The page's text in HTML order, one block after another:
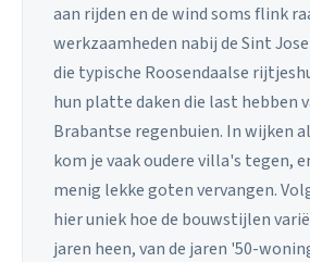
aan rijden en de wind soms flink
werkzaamheden nabij de Sint
die typische Roosendaalse
hun platte daken die last hebben
Brabantse regenbuien. In wijken
kom je vaak oudere villa's tegen,
menig lekke goten vervangen.
hier uniek hoe de bouwstijlen
jaren heen, van de jaren '50-